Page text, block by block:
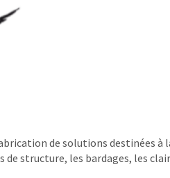
de solutions destinées à
structure, les bardages, les